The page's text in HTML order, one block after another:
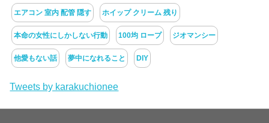
エアコン 室内 配管 隠す ホイップ クリーム 残り
本命の女性にしかしない行動 100均 ロープ ジオマンシー
他愛もない話 夢中になれること DIY
Tweets by karakuchionee